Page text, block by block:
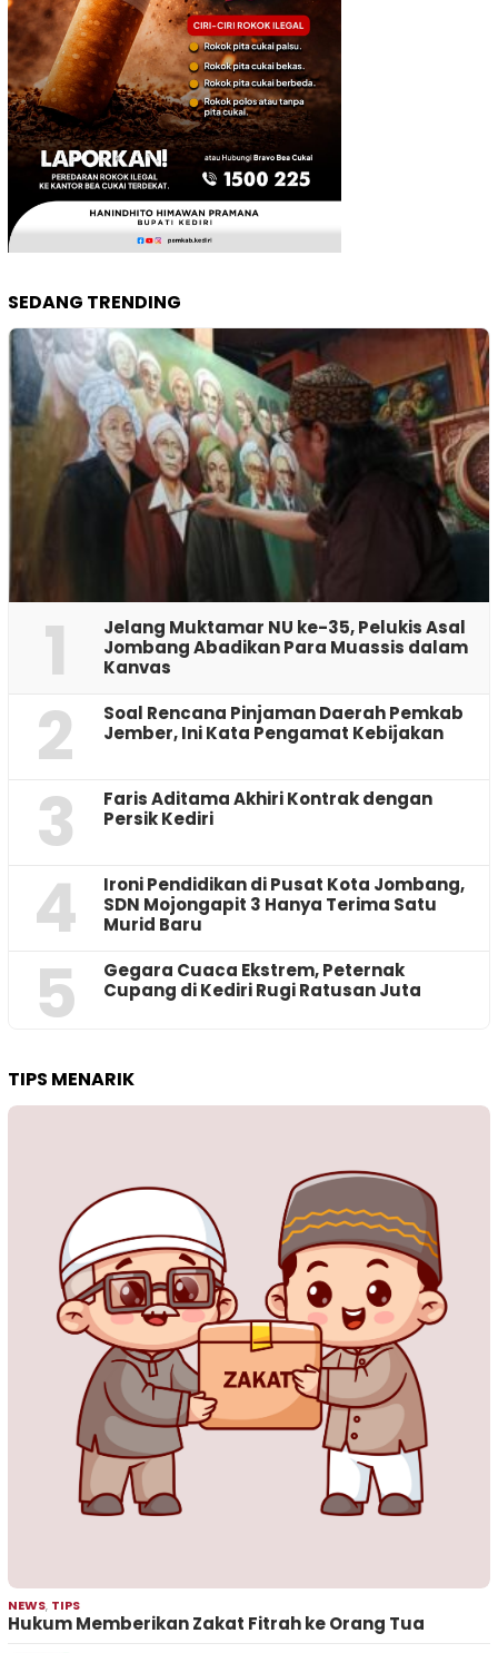
SEDANG TRENDING
1
Jelang Muktamar NU ke-35, Pelukis Asal
Jombang Abadikan Para Muassis dalam
Kanvas
2
‎Soal Rencana Pinjaman Daerah Pemkab
Jember, Ini Kata Pengamat Kebijakan ‎
3
Faris Aditama Akhiri Kontrak dengan
Persik Kediri
4
Ironi Pendidikan di Pusat Kota Jombang,
SDN Mojongapit 3 Hanya Terima Satu
Murid Baru
5
‎Gegara Cuaca Ekstrem, Peternak
Cupang di Kediri Rugi Ratusan Juta
TIPS MENARIK
NEWS, TIPS
Hukum Memberikan Zakat Fitrah ke Orang Tua